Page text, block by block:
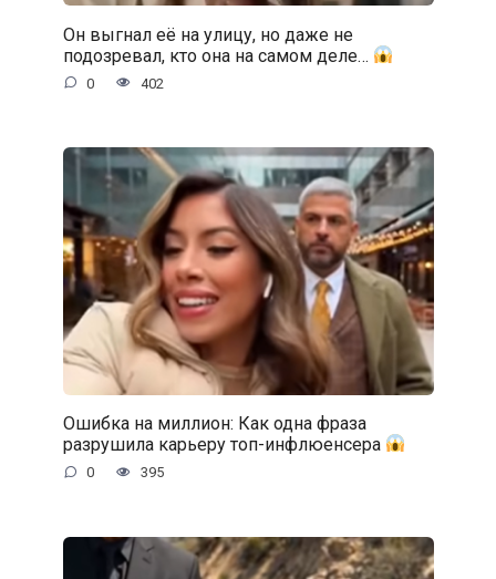
Он выгнал её на улицу, но даже не
подозревал, кто она на самом деле…
0 402
Ошибка на миллион: Как одна фраза
разрушила карьеру топ-инфлюенсера
0 395